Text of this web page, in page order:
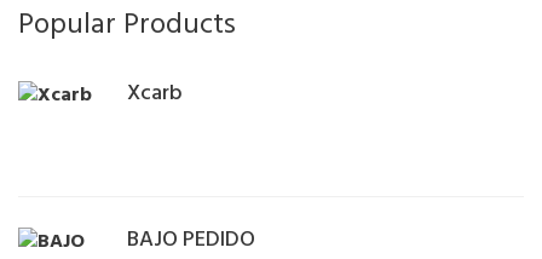
Popular Products
Xcarb
BAJO PEDIDO